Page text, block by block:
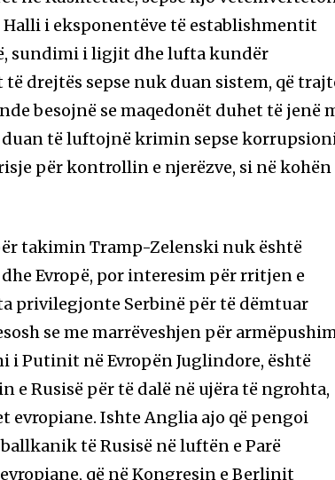
i eksponentëve të establishmentit
sundimi i ligjit dhe lufta kundër
drejtës sepse nuk duan sistem, që
besojnë se maqedonët duhet të jenë
duan të luftojnë krimin sepse
për kontrollin e njerëzve, si në kohën
takimin Tramp-Zelenski nuk është
Evropë, por interesim për rritjen e
privilegjonte Serbinë për të dëmtuar
se me marrëveshjen për
i Putinit në Evropën Juglindore, është
Rusisë për të dalë në ujëra të ngrohta,
evropiane. Ishte Anglia ajo që pengoi
të Rusisë në luftën e Parë
që në Kongresin e Berlinit